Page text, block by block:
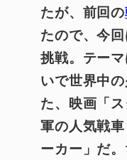
たが、前回の
たので、今
挑戦。テー
いで世界中
た、映画「
軍の人気戦
ーカー 」だ